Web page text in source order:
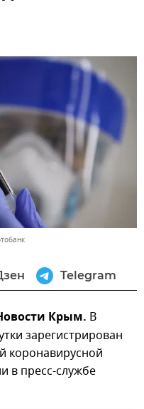
Telegram
Крым. В
зарегистрирован
коронавирусной
в пресс-службе